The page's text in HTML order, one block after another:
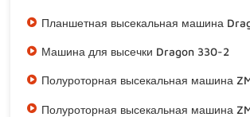
Планшетная высекальная машина
Машина для высечки Dragon 330-2
Полуроторная высекальная машина
Полуроторная высекальная машина